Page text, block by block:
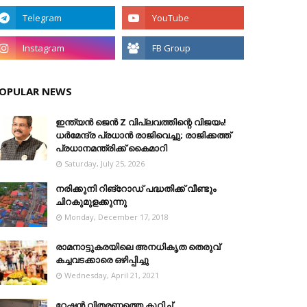
NEWS
ഇന്ത്യൻ ജെൻ Z വിപ്ലവത്തിന്റെ വിജയം!
ധർമേന്ദ്ര പ്രധാൻ രാജിവെച്ചു; രാജിക്കത്ത്
പ്രധാനമന്ത്രിക്ക് കൈമാറി
Saturday, July 25, 2026
നരിക്കുനി റിങ്റോഡ് പദ്ധതിക്ക് വീണ്ടും
ചിറകുമുളക്കുന്നു
Monday, December 17, 2018
രാമനാട്ടുകരയിലെ അനധികൃത തെരുവ്
കച്ചവടക്കാരെ ഒഴിപ്പിച്ചു
Wednesday, April 21, 2021